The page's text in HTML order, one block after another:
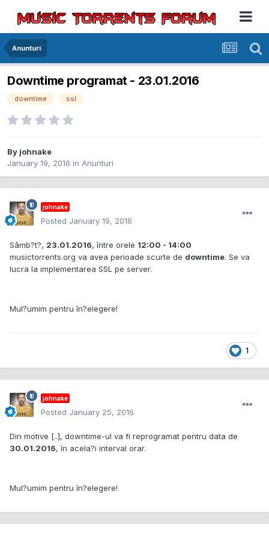
Anunturi
Downtime programat - 23.01.2016
downtime ssl
By johnake
January 19, 2016 in Anunturi
johnake
Posted January 19, 2016
Sâmb?t?, 23.01.2016, între orele 12:00 - 14:00
musictorrents.org va avea perioade scurte de downtime. Se va
lucra la implementarea SSL pe server.
Mul?umim pentru în?elegere!
1
johnake
Posted January 25, 2016
Din motive [..], downtime-ul va fi reprogramat pentru data de
30.01.2016, în acela?i interval orar.
Mul?umim pentru în?elegere!